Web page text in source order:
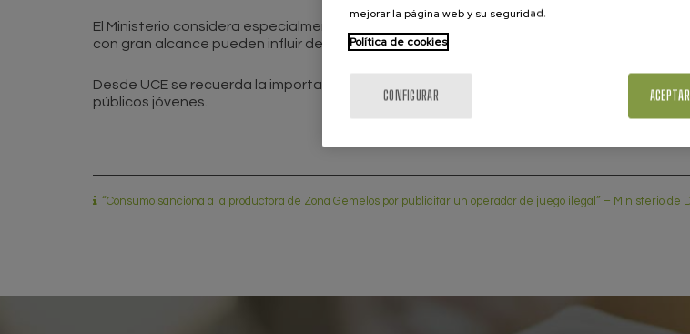
El Ministerio considera especialmente relevante vigilar este tipo de publicidad en
con gran alcance pueden influir de manera significativa en personas menores o jóvenes.
Desde UCE se recuerda la importancia de fomentar un consumo digital responsable y
públicos jóvenes.
“Consumo sanciona a la productora de Zona Gemelos por publicitar un operador de juego ilegal” – Ministerio de
mejorar la página web y su seguridad.
Política de cookies
CONFIGURAR